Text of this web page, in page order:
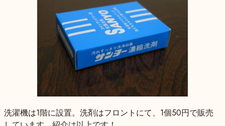
洗濯機は1階に設置。洗剤はフロントにて、1個50円で販売